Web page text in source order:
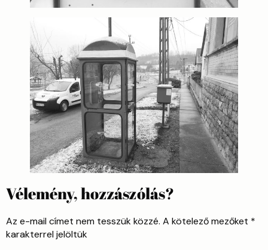
Vélemény, hozzászólás?
Az e-mail címet nem tesszük közzé. A kötelező mezőket *
karakterrel jelöltük